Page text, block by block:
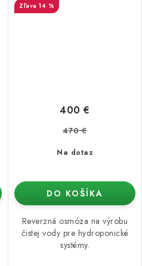
14 %
Na dotaz
400 €
470 €
DO KOŠÍKA
Reverzná osmóza na výrobu
čistej vody pre hydroponické
systémy.